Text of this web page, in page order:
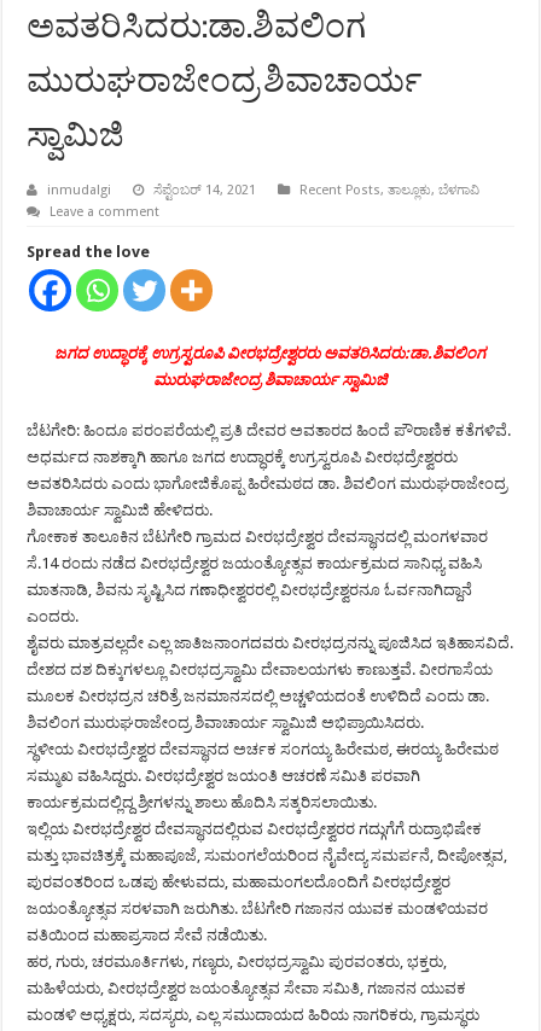
ಅವತರಿಸಿದರು:ಡಾ.ಶಿವಲಿಂಗ
ಮುರುಘರಾಜೇಂದ್ರ ಶಿವಾಚಾರ್ಯ
ಸ್ವಾಮಿಜಿ
inmudalgi ಸೆಪ್ಟೆಂಬರ್ 14, 2021 Recent Posts,ತಾಲ್ಲೂಕು,ಬೆಳಗಾವಿ
Leave a comment
Spread the love
ಜಗದ ಉದ್ಧಾರಕ್ಕೆ ಉಗ್ರಸ್ವರೂಪಿ ವೀರಭದ್ರೇಶ್ವರರು ಅವತರಿಸಿದರು:ಡಾ.ಶಿವಲಿಂಗ
ಮುರುಘರಾಜೇಂದ್ರ ಶಿವಾಚಾರ್ಯ ಸ್ವಾಮಿಜಿ
ಬೆಟಗೇರಿ: ಹಿಂದೂ ಪರಂಪರೆಯಲ್ಲಿ ಪ್ರತಿ ದೇವರ ಅವತಾರದ ಹಿಂದೆ ಪೌರಾಣಿಕ ಕತೆಗಳಿವೆ.
ಅಧರ್ಮದ ನಾಶಕ್ಕಾಗಿ ಹಾಗೂ ಜಗದ ಉದ್ಧಾರಕ್ಕೆ ಉಗ್ರಸ್ವರೂಪಿ ವೀರಭದ್ರೇಶ್ವರರು
ಅವತರಿಸಿದರು ಎಂದು ಭಾಗೋಜಿಕೊಪ್ಪ ಹಿರೇಮಠದ ಡಾ. ಶಿವಲಿಂಗ ಮುರುಘರಾಜೇಂದ್ರ
ಶಿವಾಚಾರ್ಯ ಸ್ವಾಮಿಜಿ ಹೇಳಿದರು.
ಗೋಕಾಕ ತಾಲೂಕಿನ ಬೆಟಗೇರಿ ಗ್ರಾಮದ ವೀರಭದ್ರೇಶ್ವರ ದೇವಸ್ಥಾನದಲ್ಲಿ ಮಂಗಳವಾರ
ಸೆ.14 ರಂದು ನಡೆದ ವೀರಭದ್ರೇಶ್ವರ ಜಯಂತ್ಯೋತ್ಸವ ಕಾರ್ಯಕ್ರಮದ ಸಾನಿಧ್ಯ ವಹಿಸಿ
ಮಾತನಾಡಿ, ಶಿವನು ಸೃಷ್ಟಿಸಿದ ಗಣಾಧೀಶ್ವರರಲ್ಲಿ ವೀರಭದ್ರೇಶ್ವರನೂ ಓರ್ವನಾಗಿದ್ದಾನೆ
ಎಂದರು.
ಶೈವರು ಮಾತ್ರವಲ್ಲದೇ ಎಲ್ಲ ಜಾತಿಜನಾಂಗದವರು ವೀರಭದ್ರನನ್ನು ಪೂಜಿಸಿದ ಇತಿಹಾಸವಿದೆ.
ದೇಶದ ದಶ ದಿಕ್ಕುಗಳಲ್ಲೂ ವೀರಭದ್ರಸ್ವಾಮಿ ದೇವಾಲಯಗಳು ಕಾಣುತ್ತವೆ. ವೀರಗಾಸೆಯ
ಮೂಲಕ ವೀರಭದ್ರನ ಚರಿತ್ರೆ ಜನಮಾನಸದಲ್ಲಿ ಅಚ್ಚಳಿಯದಂತೆ ಉಳಿದಿದೆ ಎಂದು ಡಾ.
ಶಿವಲಿಂಗ ಮುರುಘರಾಜೇಂದ್ರ ಶಿವಾಚಾರ್ಯ ಸ್ವಾಮಿಜಿ ಅಭಿಪ್ರಾಯಿಸಿದರು.
ಸ್ಥಳೀಯ ವೀರಭದ್ರೇಶ್ವರ ದೇವಸ್ಥಾನದ ಅರ್ಚಕ ಸಂಗಯ್ಯ ಹಿರೇಮಠ, ಈರಯ್ಯ ಹಿರೇಮಠ
ಸಮ್ಮುಖ ವಹಿಸಿದ್ದರು. ವೀರಭದ್ರೇಶ್ವರ ಜಯಂತಿ ಆಚರಣೆ ಸಮಿತಿ ಪರವಾಗಿ
ಕಾರ್ಯಕ್ರಮದಲ್ಲಿದ್ದ ಶ್ರೀಗಳನ್ನು ಶಾಲು ಹೊದಿಸಿ ಸತ್ಕರಿಸಲಾಯಿತು.
ಇಲ್ಲಿಯ ವೀರಭದ್ರೇಶ್ವರ ದೇವಸ್ಥಾನದಲ್ಲಿರುವ ವೀರಭದ್ರೇಶ್ವರರ ಗದ್ಗುಗೆಗೆ ರುದ್ರಾಭಿಷೇಕ
ಮತ್ತು ಭಾವಚಿತ್ರಕ್ಕೆ ಮಹಾಪೂಜೆ, ಸುಮಂಗಲೆಯರಿಂದ ನೈವೇದ್ಯ ಸಮರ್ಪನೆ, ದೀಪೋತ್ಸವ,
ಪುರವಂತರಿಂದ ಒಡಪು ಹೇಳುವದು, ಮಹಾಮಂಗಲದೊಂದಿಗೆ ವೀರಭದ್ರೇಶ್ವರ
ಜಯಂತ್ಯೋತ್ಸವ ಸರಳವಾಗಿ ಜರುಗಿತು. ಬೆಟಗೇರಿ ಗಜಾನನ ಯುವಕ ಮಂಡಳಿಯವರ
ವತಿಯಿಂದ ಮಹಾಪ್ರಸಾದ ಸೇವೆ ನಡೆಯಿತು.
ಹರ, ಗುರು, ಚರಮೂರ್ತಿಗಳು, ಗಣ್ಯರು, ವೀರಭದ್ರಸ್ವಾಮಿ ಪುರವಂತರು, ಭಕ್ತರು,
ಮಹಿಳೆಯರು, ವೀರಭದ್ರೇಶ್ವರ ಜಯಂತ್ಯೋತ್ಸವ ಸೇವಾ ಸಮಿತಿ, ಗಜಾನನ ಯುವಕ
ಮಂಡಳಿ ಅಧ್ಯಕ್ಷರು, ಸದಸ್ಯರು, ಎಲ್ಲ ಸಮುದಾಯದ ಹಿರಿಯ ನಾಗರಿಕರು, ಗ್ರಾಮಸ್ಥರು